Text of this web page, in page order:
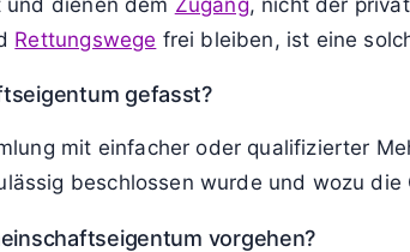
Rettungswege frei bleiben, ist eine
gefasst?
mit einfacher oder qualifizierter
beschlossen wurde und wozu
vorgehen?